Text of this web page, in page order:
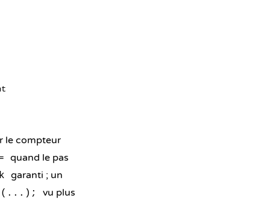
le compteur
quand le pas
garanti ; un
(...); vu plus